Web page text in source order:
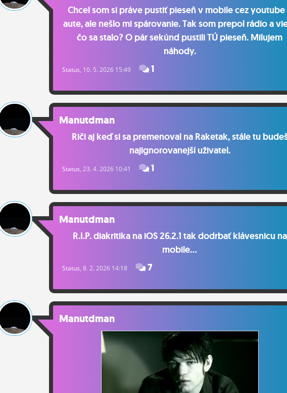
Chcel som si práve pustiť pieseň v mobile cez
aute, ale nešlo mi spárovanie. Tak som prepol rádio a
čo sa stalo? O pár sekúnd pustili TÚ pieseň. Milujem
náhody.
Status, 10. 5. 2026 15:49 1
Manutdman
Riči aj keď si sa premenoval na Raketak, stále tu
najignorovanejší uživatel.
Status, 23. 4. 2026 10:41 1
Manutdman
R.I.P. diakritika na iOS 26.2.1 tak dodrbať klávesnicu na
mobile…
Status, 8. 2. 2026 14:18 7
Manutdman